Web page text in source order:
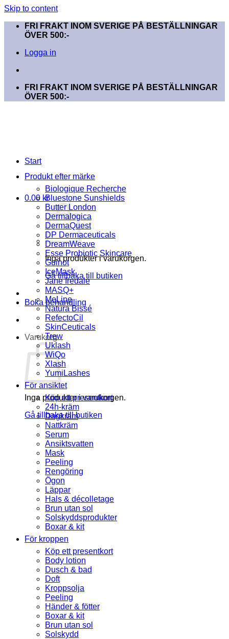
Skip to content
FRI FRAKT INOM SVERIGE PÅ BESTÄLLNINGAR
ÖVER 500:-
Logga in
FRI FRAKT INOM SVERIGE PÅ BESTÄLLNINGAR
ÖVER 500:-
0.00 kr
Inga produkter i varukorgen.
Gå tillbaka till butiken
Boka behandling
Varukorg
Inga produkter i varukorgen.
Gå tillbaka till butiken
Start
Produkt efter märke
Biologique Recherche
Bluestone Sunshields
Butter London
Dermalogica
DermaQuest
DP Dermaceuticals
DreamWeave
Esse Probiotic Skincare
Guinot
IceMask
Jane Iredale
MASQ+
MeLine
Natura Bissé
RefectoCil
SkinCeuticals
Trew
Uklash
WiQo
Xlash
YumiLashes
För ansiktet
Köp ett presentkort
24h-kräm
Dagkräm
Nattkräm
Serum
Ansiktsvatten
Mask
Peeling
Rengöring
Ögon
Läppar
Hals & décolletage
Brun utan sol
Solskyddsprodukter
Boxar & kit
För kroppen
Köp ett presentkort
Body lotion
Dusch & bad
Doft
Kroppsolja
Peeling
Händer & fötter
Boxar & kit
Brun utan sol
Solskydd